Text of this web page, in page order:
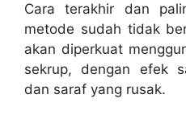
Cara terakhir dan
metode sudah tidak
akan diperkuat
sekrup, dengan efek
dan saraf yang rusak.